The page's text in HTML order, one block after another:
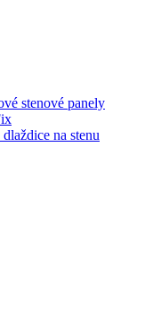
stenové panely
na stenu